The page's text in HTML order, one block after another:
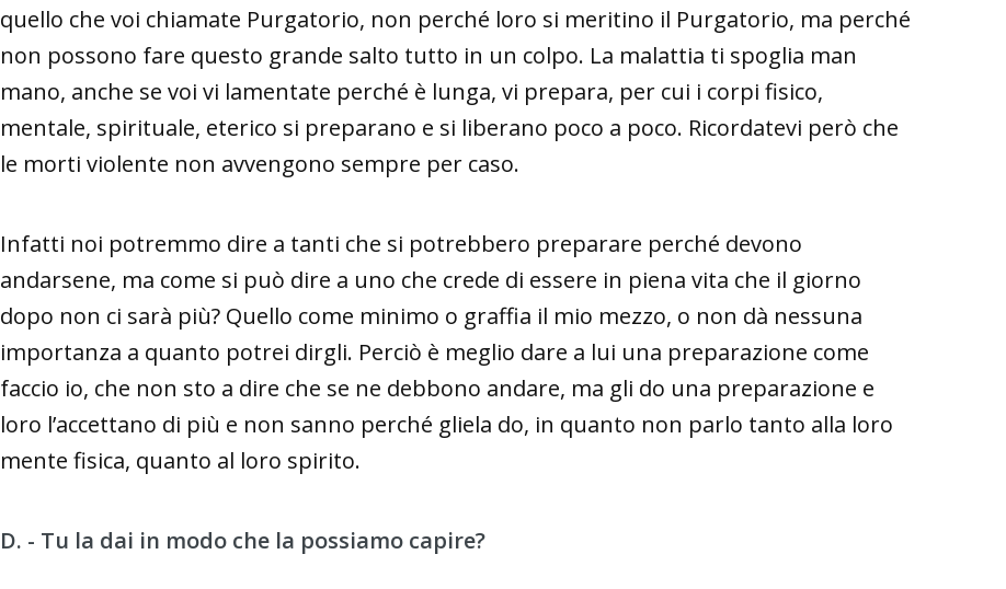
quello che voi chiamate Purgatorio, non perché loro si meritino il Purgatorio, ma perché
non possono fare questo grande salto tutto in un colpo. La malattia ti spoglia man
mano, anche se voi vi lamentate perché è lunga, vi prepara, per cui i corpi fisico,
mentale, spirituale, eterico si preparano e si liberano poco a poco. Ricordatevi però che
le morti violente non avvengono sempre per caso.
Infatti noi potremmo dire a tanti che si potrebbero preparare perché devono
andarsene, ma come si può dire a uno che crede di essere in piena vita che il giorno
dopo non ci sarà più? Quello come minimo o graffia il mio mezzo, o non dà nessuna
importanza a quanto potrei dirgli. Perciò è meglio dare a lui una preparazione come
faccio io, che non sto a dire che se ne debbono andare, ma gli do una preparazione e
loro l’accettano di più e non sanno perché gliela do, in quanto non parlo tanto alla loro
mente fisica, quanto al loro spirito.
D. - Tu la dai in modo che la possiamo capire?